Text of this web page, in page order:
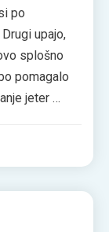
po
upajo,
splošno
pomagalo
jeter …